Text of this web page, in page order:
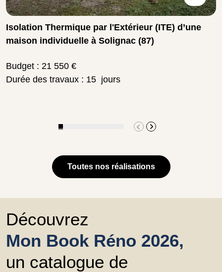
Isolation Thermique par l'Extérieur (ITE) d’une
maison individuelle à Solignac (87)
Budget : 21 550 €
Durée des travaux : 15 jours
Toutes nos réalisations
Découvrez
Mon Book Réno 2026,
un catalogue de